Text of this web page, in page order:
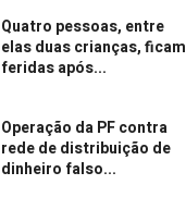
Quatro pessoas, entre
elas duas crianças, ficam
feridas após...
Operação da PF contra
rede de distribuição de
dinheiro falso...